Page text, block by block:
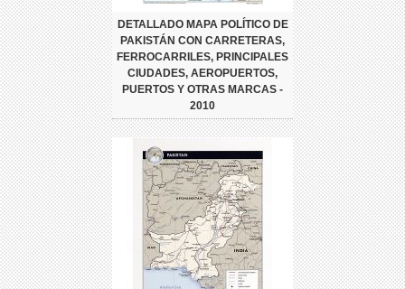
DETALLADO MAPA POLÍTICO DE
PAKISTÁN CON CARRETERAS,
FERROCARRILES, PRINCIPALES
CIUDADES, AEROPUERTOS,
PUERTOS Y OTRAS MARCAS -
2010